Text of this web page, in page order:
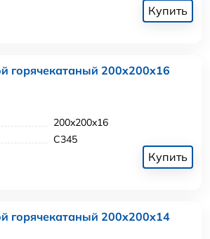
Купить
горячекатаный 200x200x16
200x200x16
С345
Купить
горячекатаный 200x200x14